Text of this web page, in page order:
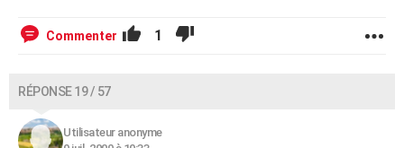
Commenter 1
RÉPONSE 19 / 57
Utilisateur anonyme